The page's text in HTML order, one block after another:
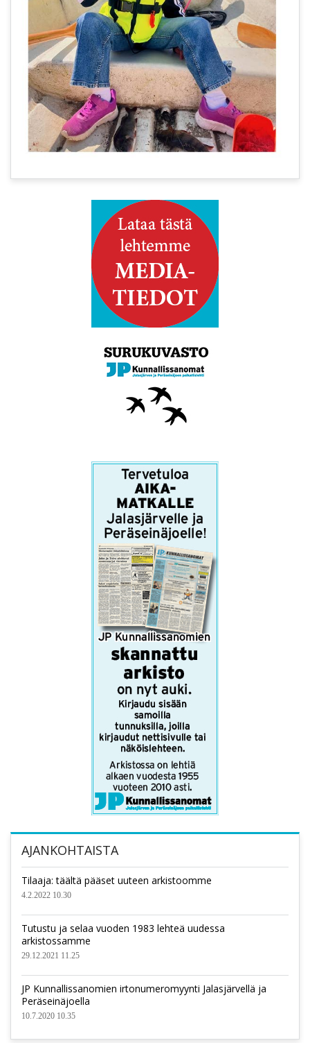
AJANKOHTAISTA
Tilaaja: täältä pääset uuteen arkistoomme
4.2.2022 10.30
Tutustu ja selaa vuoden 1983 lehteä uudessa
arkistossamme
29.12.2021 11.25
JP Kunnallissanomien irtonumeromyynti Jalasjärvellä ja
Peräseinäjoella
10.7.2020 10.35